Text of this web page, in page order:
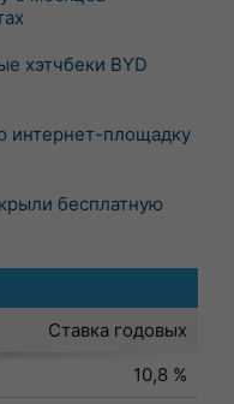
хэтчбеки BYD
интернет-площадку
бесплатную
Ставка годовых
10,8 %